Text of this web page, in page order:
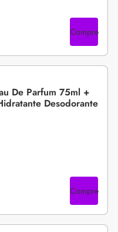
Compre
De Parfum 75ml +
Desodorante
Compre